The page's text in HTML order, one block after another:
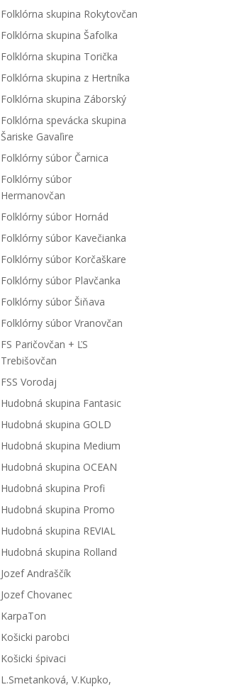
Folklórna skupina Rokytovčan
Folklórna skupina Šafolka
Folklórna skupina Torička
Folklórna skupina z Hertníka
Folklórna skupina Záborský
Folklórna spevácka skupina
Šariske Gavaľire
Folklórny súbor Čarnica
Folklórny súbor
Hermanovčan
Folklórny súbor Hornád
Folklórny súbor Kavečianka
Folklórny súbor Korčaškare
Folklórny súbor Plavčanka
Folklórny súbor Šiňava
Folklórny súbor Vranovčan
FS Paričovčan + ĽS
Trebišovčan
FSS Vorodaj
Hudobná skupina Fantasic
Hudobná skupina GOLD
Hudobná skupina Medium
Hudobná skupina OCEAN
Hudobná skupina Profi
Hudobná skupina Promo
Hudobná skupina REVIAL
Hudobná skupina Rolland
Jozef Andraščík
Jozef Chovanec
KarpaTon
Košicki parobci
Košicki śpivaci
L.Smetanková, V.Kupko,